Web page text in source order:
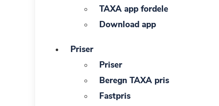
TAXA app fordele
Download app
Priser
Priser
Beregn TAXA pris
Fastpris